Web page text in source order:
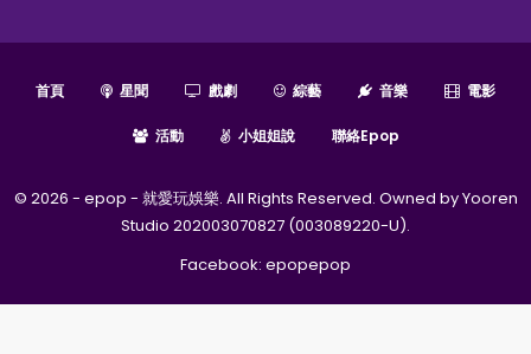
首頁 星聞 戲劇 綜藝 音樂 電影
活動 小姐姐說 聯絡epop
© 2026 - epop - 就愛玩娛樂. All Rights Reserved. Owned by Yooren
Studio 202003070827 (003089220-U).
Facebook: epopepop